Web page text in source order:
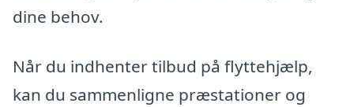
dine behov.
Når du indhenter tilbud på flyttehjælp,
kan du sammenligne præstationer og